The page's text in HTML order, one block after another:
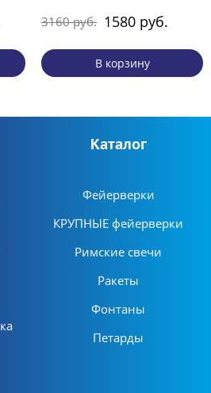
3160 руб. 1580 руб.
В корзину
Каталог
Фейерверки
КРУПНЫЕ фейерверки
Римские свечи
Ракеты
Фонтаны
Петарды